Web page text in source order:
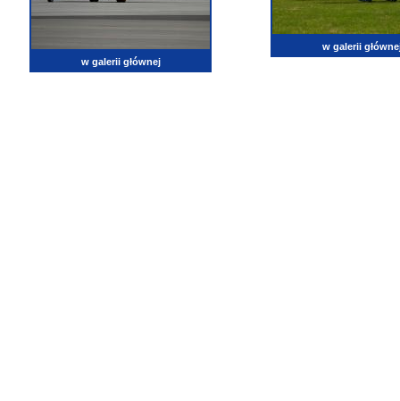
w galerii głównej
w galerii